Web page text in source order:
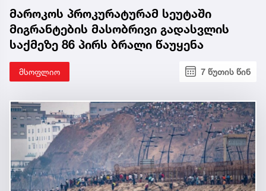
მაროკოს პროკურატურამ სეუტაში
მიგრანტების მასობრივი გადასვლის
საქმეზე 86 პირს ბრალი წაუყენა
მსოფლიო 7 წუთის წინ